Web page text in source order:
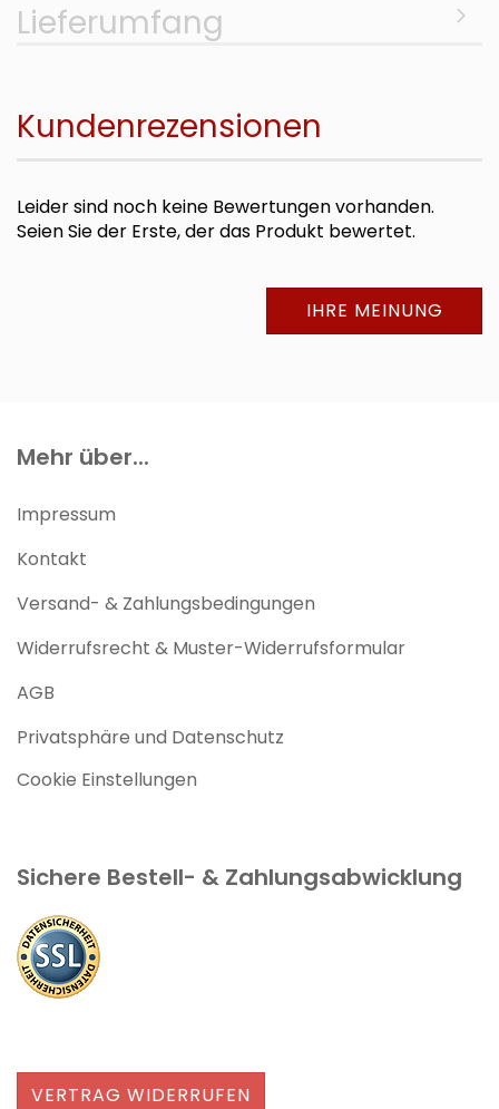
Lieferumfang
Kundenrezensionen
Leider sind noch keine Bewertungen vorhanden.
Seien Sie der Erste, der das Produkt bewertet.
IHRE MEINUNG
Mehr über...
Impressum
Kontakt
Versand- & Zahlungsbedingungen
Widerrufsrecht & Muster-Widerrufsformular
AGB
Privatsphäre und Datenschutz
Cookie Einstellungen
Sichere Bestell- & Zahlungsabwicklung
VERTRAG WIDERRUFEN